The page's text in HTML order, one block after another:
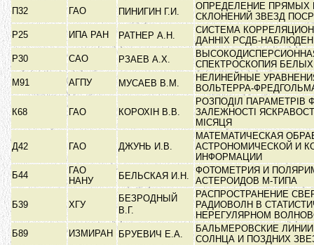
П32
ГАО ПИНИГИН Г.И.
ОПРЕДЕЛЕНИЕ ПРЯМЫХ
СКЛОНЕНИЙ ЗВЕЗД
Р25
ИПА РАН РАТНЕР А.Н.
СИСТЕМА
ДАННІХ РСДБ-
Р30
САО РЗАЕВ А.Х.
СПЕКТРОСКОПИЯ
М91
АГПУ МУСАЕВ В.М.
НЕЛИНЕЙНЫЕ
ВОЛЬТЕРРА-
К68 ГАО КОРОХІН В.В.
РОЗПОДІЛ ПАРАМЕТРІВ
ЗАЛЕЖНОСТІ
МІСЯЦЯ
Д42 ГАО ДЖУНЬ И.В.
МАТЕМАТИЧЕСКАЯ
АСТРОНОМИЧЕСКОЙ И
ИНФОРМАЦИИ
Б44
ГАО
НАНУ
БЕЛЬСКАЯ И.Н.
ФОТОМЕТРИЯ И
АСТЕРОИДОВ М-ТИПА
Б39 ХГУ
БЕЗРОДНЫЙ
В.Г.
РАСПРОСТРАНЕНИЕ
РАДИОВОЛН В
НЕРЕГУЛЯРНОМ
Б89
ИЗМИРАН БРУЕВИЧ Е.А.
БАЛЬМЕРОВСКИЕ
СОЛНЦА И ПОЗДНИХ